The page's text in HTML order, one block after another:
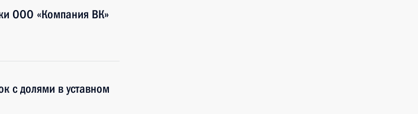
ООО «Компания ВК»
с долями в уставном